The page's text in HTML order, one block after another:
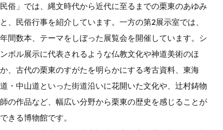
民俗」では、縄文時代から近代に至るまでの栗東のあゆみ
と、民俗行事を紹介しています。一方の第2展示室では、
年間数本、テーマをしぼった展覧会を開催しています。シ
ンボル展示に代表されるような仏教文化や神道美術のほ
か、古代の栗東のすがたを明らかにする考古資料、東海
道・中山道といった街道沿いに花開いた文化や、辻村鋳物
師の作品など、幅広い分野から栗東の歴史を感じることが
できる博物館です。